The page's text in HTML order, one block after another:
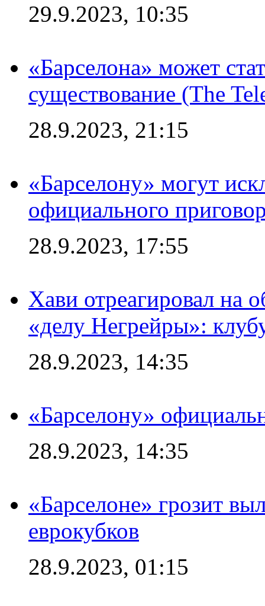
29.9.2023, 10:35
«Барселона» может
существование (The
28.9.2023, 21:15
«Барселону» могут
официального
28.9.2023, 17:55
Хави отреагировал на
«делу Негрейры»:
28.9.2023, 14:35
«Барселону»
28.9.2023, 14:35
«Барселоне» грозит
еврокубков
28.9.2023, 01:15